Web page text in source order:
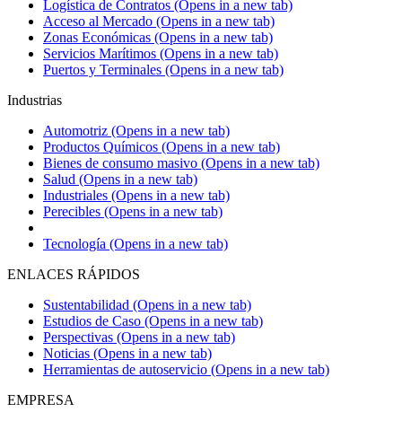
Logística de Contratos (Opens in a new tab)
Acceso al Mercado (Opens in a new tab)
Zonas Económicas (Opens in a new tab)
Servicios Marítimos (Opens in a new tab)
Puertos y Terminales (Opens in a new tab)
Industrias
Automotriz (Opens in a new tab)
Productos Químicos (Opens in a new tab)
Bienes de consumo masivo (Opens in a new tab)
Salud (Opens in a new tab)
Industriales (Opens in a new tab)
Perecibles (Opens in a new tab)
Tecnología (Opens in a new tab)
ENLACES RÁPIDOS
Sustentabilidad (Opens in a new tab)
Estudios de Caso (Opens in a new tab)
Perspectivas (Opens in a new tab)
Noticias (Opens in a new tab)
Herramientas de autoservicio (Opens in a new tab)
EMPRESA